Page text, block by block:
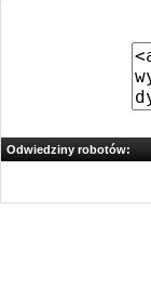
Odwiedziny robotów: